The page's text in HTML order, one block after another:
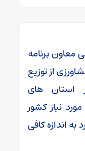
معاون برنامه
از توزیع
استان های
نیاز کشور
آینده آرد به اندازه کافی